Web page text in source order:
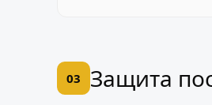
03 Защита